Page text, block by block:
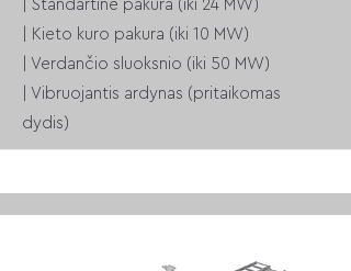
| Standartinė pakura (iki 24 MW)
| Kieto kuro pakura (iki 10 MW)
| Verdančio sluoksnio (iki 50 MW)
| Vibruojantis ardynas (pritaikomas
dydis)